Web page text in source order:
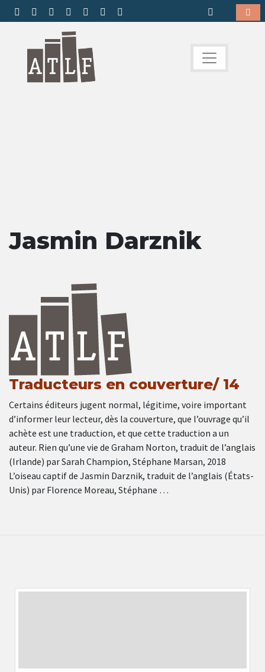
Jasmin Darznik
Traducteurs en couverture/ 14
Certains éditeurs jugent normal, légitime, voire important
d’informer leur lecteur, dès la couverture, que l’ouvrage qu’il
achète est une traduction, et que cette traduction a un
auteur. Rien qu’une vie de Graham Norton, traduit de l’anglais
(Irlande) par Sarah Champion, Stéphane Marsan, 2018
L’oiseau captif de Jasmin Darznik, traduit de l’anglais (États-
Unis) par Florence Moreau, Stéphane …